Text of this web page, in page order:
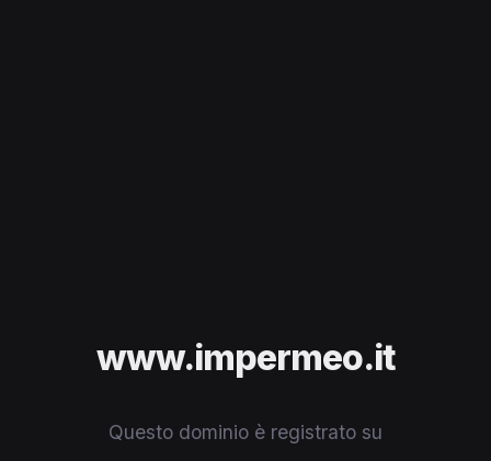
www.impermeo.it
Questo dominio è registrato su